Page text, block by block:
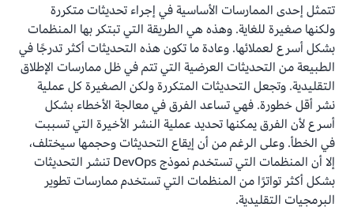
تتمثل إحدى الممارسات الأساسية في إجراء تحديثات متكررة
ولكنها صغيرة للغاية. وهذه هي الطريقة التي تبتكر بها المنظمات
بشكل أسرع لعملائها. وعادة ما تكون هذه التحديثات أكثر تدرجًا في
الطبيعة من التحديثات العرضية التي تتم في ظل ممارسات الإطلاق
التقليدية. وتجعل التحديثات المتكررة ولكن الصغيرة كل عملية
نشر أقل خطورة. فهي تساعد الفرق في معالجة الأخطاء بشكل
أسرع لأن الفرق يمكنها تحديد عملية النشر الأخيرة التي تسببت
في الخطأ. وعلى الرغم من أن إيقاع التحديثات وحجمها سيختلف،
إلا أن المنظمات التي تستخدم نموذج DevOps تنشر التحديثات
بشكل أكثر تواترًا من المنظمات التي تستخدم ممارسات تطوير
البرمجيات التقليدية.